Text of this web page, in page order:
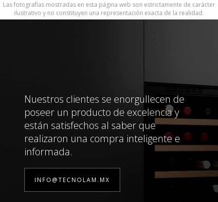
Las fotografías mostradas en esta página web son estrictamente de carácter
ilustrativo y no constituyen una representación exacta de la realidad.
Nuestros clientes se enorgullecen de
poseer un producto de excelencia y
están satisfechos al saber que
realizaron una compra inteligente e
informada.
INFO@TECNOLAM.MX